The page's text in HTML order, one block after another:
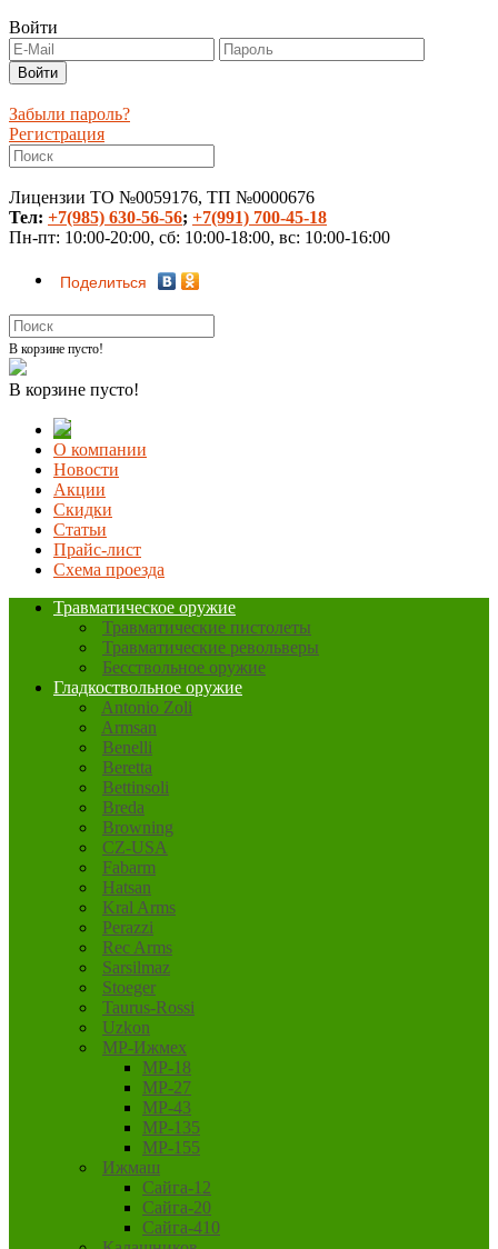
Войти
Забыли пароль?
Регистрация
Лицензии ТО №0059176, ТП №0000676
Тел: +7(985) 630-56-56; +7(991) 700-45-18
Пн-пт: 10:00-20:00, сб: 10:00-18:00, вс: 10:00-16:00
Поделиться
В корзине пусто!
В корзине пусто!
О компании
Новости
Акции
Скидки
Статьи
Прайс-лист
Схема проезда
Травматическое оружие
Травматические пистолеты
Травматические револьверы
Бесствольное оружие
Гладкоствольное оружие
Antonio Zoli
Armsan
Benelli
Beretta
Bettinsoli
Breda
Browning
CZ-USA
Fabarm
Hatsan
Kral Arms
Perazzi
Rec Arms
Sarsilmaz
Stoeger
Taurus-Rossi
Uzkon
MP-Ижмех
MP-18
MP-27
MP-43
MP-135
MP-155
Ижмаш
Сайга-12
Сайга-20
Сайга-410